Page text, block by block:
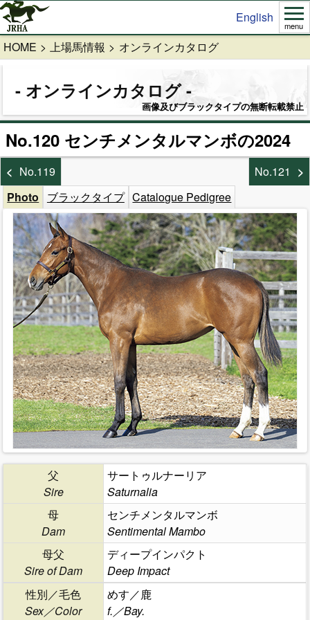
English
menu
HOME 上場馬情報 オンラインカタログ
オンラインカタログ
画像及びブラックタイプの無断転載禁止
No.120 センチメンタルマンボの2024
No.119
No.121
Photo
ブラックタイプ Catalogue Pedigree
父
Sire
サートゥルナーリア
Saturnalia
母
Dam
センチメンタルマンボ
Sentimental Mambo
母父
Sire of Dam
ディープインパクト
Deep Impact
性別／毛色
Sex／Color
めす／鹿
f.／Bay.